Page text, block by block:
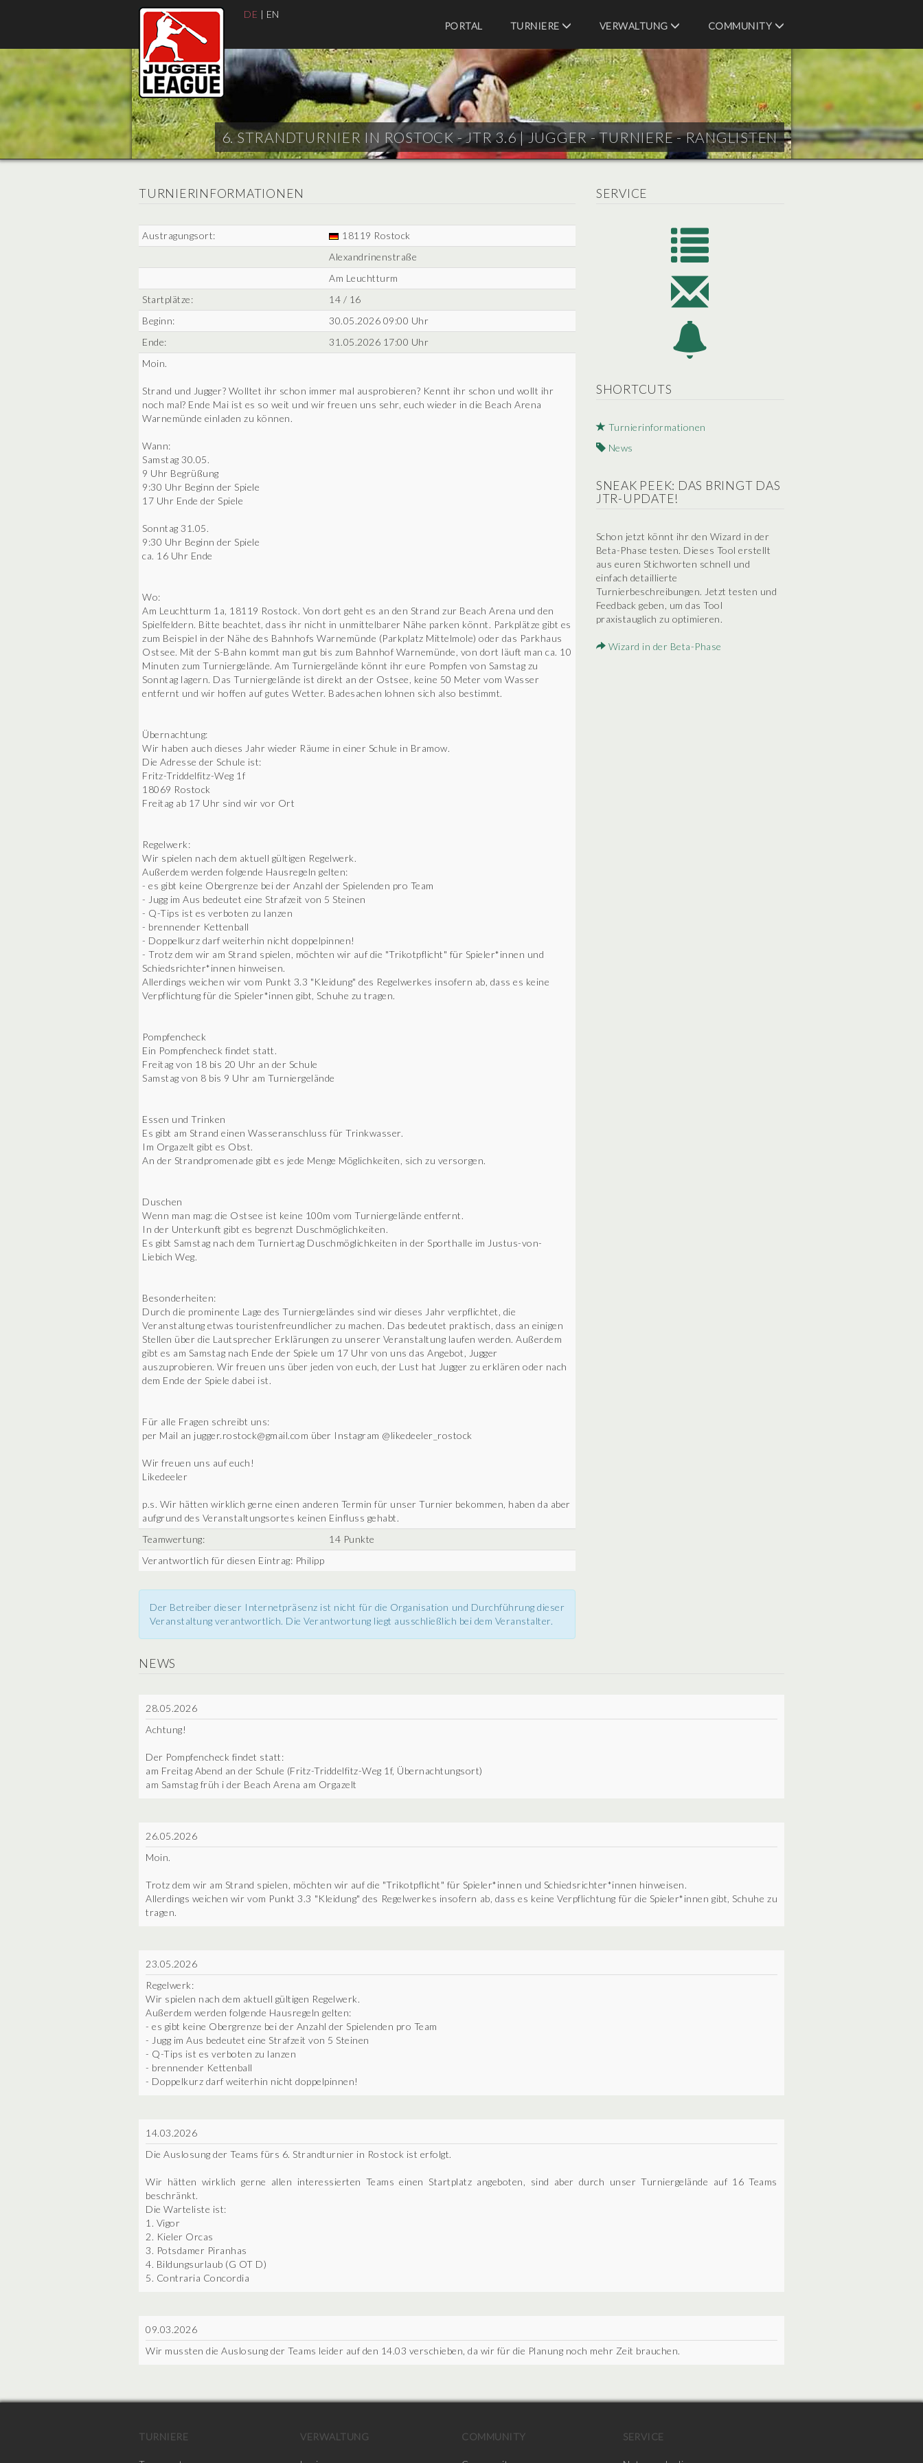
DE | EN
PORTAL
TURNIERE VERWALTUNG COMMUNITY
6. STRANDTURNIER IN ROSTOCK - JTR 3.6 |JUGGER - TURNIERE - RANGLISTEN
SERVICE
SHORTCUTS
Turnierinformationen
News
SNEAK PEEK: DAS BRINGT DAS
JTR-UPDATE!
Schon jetzt könnt ihr den Wizard in der
Beta-Phase testen. Dieses Tool erstellt
aus euren Stichworten schnell und
einfach detaillierte
Turnierbeschreibungen. Jetzt testen und
Feedback geben, um das Tool
praxistauglich zu optimieren.
Wizard in der Beta-Phase
TURNIERINFORMATIONEN
Austragungsort:
18119 Rostock
Alexandrinenstraße
Am Leuchtturm
Startplätze:
14 / 16
Beginn:
30.05.2026 09:00 Uhr
Ende:
31.05.2026 17:00 Uhr
Moin.
Strand und Jugger? Wolltet ihr schon immer mal ausprobieren? Kennt ihr schon und wollt ihr
noch mal? Ende Mai ist es so weit und wir freuen uns sehr, euch wieder in die Beach Arena
Warnemünde einladen zu können.
Wann:
Samstag 30.05.
9 Uhr Begrüßung
9:30 Uhr Beginn der Spiele
17 Uhr Ende der Spiele
Sonntag 31.05.
9:30 Uhr Beginn der Spiele
ca. 16 Uhr Ende
Wo:
Am Leuchtturm 1a, 18119 Rostock. Von dort geht es an den Strand zur Beach Arena und den
Spielfeldern. Bitte beachtet, dass ihr nicht in unmittelbarer Nähe parken könnt. Parkplätze gibt es
zum Beispiel in der Nähe des Bahnhofs Warnemünde (Parkplatz Mittelmole) oder das Parkhaus
Ostsee. Mit der S-Bahn kommt man gut bis zum Bahnhof Warnemünde, von dort läuft man ca. 10
Minuten zum Turniergelände. Am Turniergelände könnt ihr eure Pompfen von Samstag zu
Sonntag lagern. Das Turniergelände ist direkt an der Ostsee, keine 50 Meter vom Wasser
entfernt und wir hoffen auf gutes Wetter. Badesachen lohnen sich also bestimmt.
Übernachtung:
Wir haben auch dieses Jahr wieder Räume in einer Schule in Bramow.
Die Adresse der Schule ist:
Fritz-Triddelfitz-Weg 1f
18069 Rostock
Freitag ab 17 Uhr sind wir vor Ort
Regelwerk:
Wir spielen nach dem aktuell gültigen Regelwerk.
Außerdem werden folgende Hausregeln gelten:
- es gibt keine Obergrenze bei der Anzahl der Spielenden pro Team
- Jugg im Aus bedeutet eine Strafzeit von 5 Steinen
- Q-Tips ist es verboten zu lanzen
- brennender Kettenball
- Doppelkurz darf weiterhin nicht doppelpinnen!
- Trotz dem wir am Strand spielen, möchten wir auf die "Trikotpflicht" für Spieler*innen und
Schiedsrichter*innen hinweisen.
Allerdings weichen wir vom Punkt 3.3 "Kleidung" des Regelwerkes insofern ab, dass es keine
Verpflichtung für die Spieler*innen gibt, Schuhe zu tragen.
Pompfencheck
Ein Pompfencheck findet statt.
Freitag von 18 bis 20 Uhr an der Schule
Samstag von 8 bis 9 Uhr am Turniergelände
Essen und Trinken
Es gibt am Strand einen Wasseranschluss für Trinkwasser.
Im Orgazelt gibt es Obst.
An der Strandpromenade gibt es jede Menge Möglichkeiten, sich zu versorgen.
Duschen
Wenn man mag: die Ostsee ist keine 100m vom Turniergelände entfernt.
In der Unterkunft gibt es begrenzt Duschmöglichkeiten.
Es gibt Samstag nach dem Turniertag Duschmöglichkeiten in der Sporthalle im Justus-von-
Liebich Weg.
Besonderheiten:
Durch die prominente Lage des Turniergeländes sind wir dieses Jahr verpflichtet, die
Veranstaltung etwas touristenfreundlicher zu machen. Das bedeutet praktisch, dass an einigen
Stellen über die Lautsprecher Erklärungen zu unserer Veranstaltung laufen werden. Außerdem
gibt es am Samstag nach Ende der Spiele um 17 Uhr von uns das Angebot, Jugger
auszuprobieren. Wir freuen uns über jeden von euch, der Lust hat Jugger zu erklären oder nach
dem Ende der Spiele dabei ist.
Für alle Fragen schreibt uns:
per Mail an jugger.rostock@gmail.com über Instagram @likedeeler_rostock
Wir freuen uns auf euch!
Likedeeler
p.s. Wir hätten wirklich gerne einen anderen Termin für unser Turnier bekommen, haben da aber
aufgrund des Veranstaltungsortes keinen Einfluss gehabt.
Teamwertung:
14 Punkte
Verantwortlich für diesen Eintrag: Philipp
Der Betreiber dieser Internetpräsenz ist nicht für die Organisation und Durchführung dieser
Veranstaltung verantwortlich. Die Verantwortung liegt ausschließlich bei dem Veranstalter.
NEWS
28.05.2026
Achtung!
Der Pompfencheck findet statt:
am Freitag Abend an der Schule (Fritz-Triddelfitz-Weg 1f, Übernachtungsort)
am Samstag früh i der Beach Arena am Orgazelt
26.05.2026
Moin.
Trotz dem wir am Strand spielen, möchten wir auf die "Trikotpflicht" für Spieler*innen und Schiedsrichter*innen hinweisen.
Allerdings weichen wir vom Punkt 3.3 "Kleidung" des Regelwerkes insofern ab, dass es keine Verpflichtung für die Spieler*innen gibt, Schuhe zu
tragen.
23.05.2026
Regelwerk:
Wir spielen nach dem aktuell gültigen Regelwerk.
Außerdem werden folgende Hausregeln gelten:
- es gibt keine Obergrenze bei der Anzahl der Spielenden pro Team
- Jugg im Aus bedeutet eine Strafzeit von 5 Steinen
- Q-Tips ist es verboten zu lanzen
- brennender Kettenball
- Doppelkurz darf weiterhin nicht doppelpinnen!
14.03.2026
Die Auslosung der Teams fürs 6. Strandturnier in Rostock ist erfolgt.
Wir hätten wirklich gerne allen interessierten Teams einen Startplatz angeboten, sind aber durch unser Turniergelände auf 16 Teams
beschränkt.
Die Warteliste ist:
1. Vigor
2. Kieler Orcas
3. Potsdamer Piranhas
4. Bildungsurlaub (G OT D)
5. Contraria Concordia
09.03.2026
Wir mussten die Auslosung der Teams leider auf den 14.03 verschieben, da wir für die Planung noch mehr Zeit brauchen.
TURNIERE VERWALTUNG COMMUNITY SERVICE